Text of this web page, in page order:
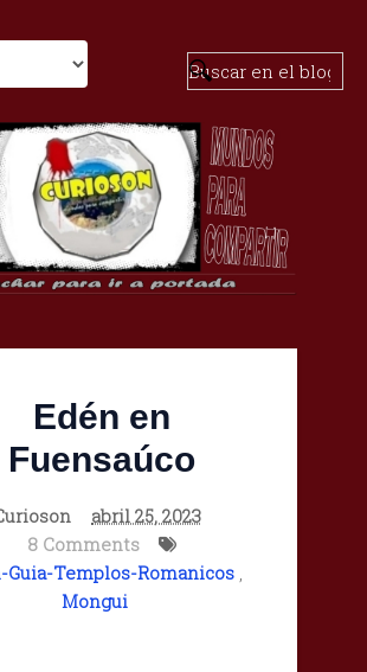
Edén en
Fuensaúco
abril 25, 2023
8 Comments
Guia-Templos-Romanicos ,
Mongui